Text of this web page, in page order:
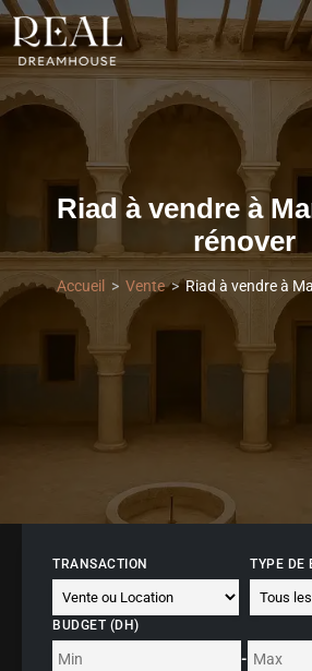
Riad à vendre à
rénover
Accueil Vente Riad à vendre à
TRANSACTION TYPE DE
BUDGET (DH)
-